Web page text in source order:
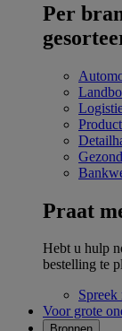
Per
Praat
Hebt u hulp
bestelling te
Spreek
Voor grote